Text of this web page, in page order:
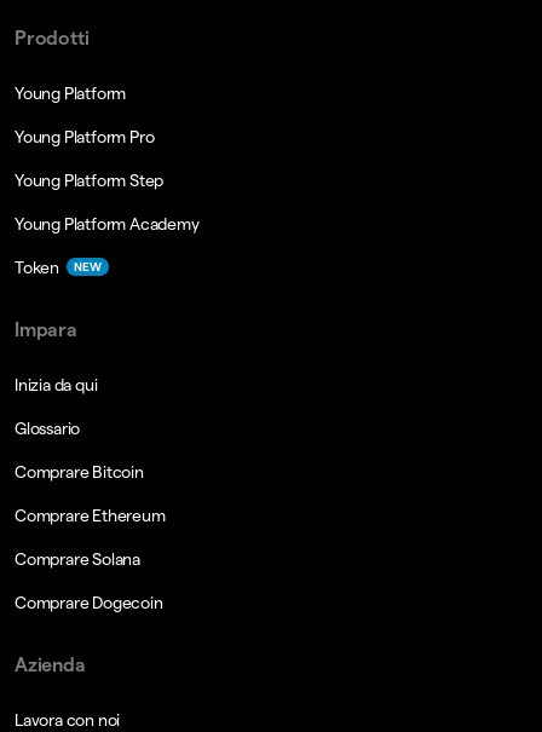
Prodotti
Young Platform
Young Platform Pro
Young Platform Step
Young Platform Academy
Token NEW
Impara
Inizia da qui
Glossario
Comprare Bitcoin
Comprare Ethereum
Comprare Solana
Comprare Dogecoin
Azienda
Lavora con noi